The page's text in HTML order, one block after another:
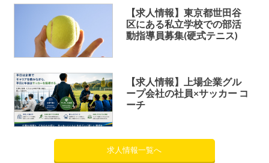
【求人情報】東京都世田谷
区にある私立学校での部活
動指導員募集(硬式テニス)
【求人情報】上場企業グル
ープ会社の社員×サッカー コ
ーチ
求人情報一覧へ